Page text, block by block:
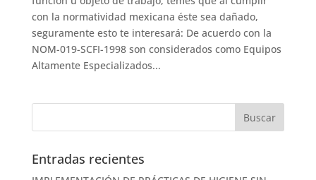
con la normatividad mexicana éste sea dañado,
seguramente esto te interesará: De acuerdo con la
NOM-019-SCFI-1998 son considerados como Equipos
Altamente Especializados...
Entradas recientes